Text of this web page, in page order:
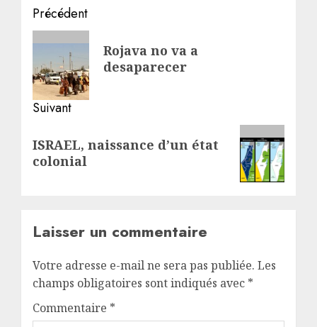
Navigation
d’article
Précédent
Article
précédent:
Rojava no va a
desaparecer
Suivant
suivant:
ISRAEL, naissance d’un état
colonial
Laisser un commentaire
Votre adresse e-mail ne sera pas publiée. Les
champs obligatoires sont indiqués avec *
Commentaire *